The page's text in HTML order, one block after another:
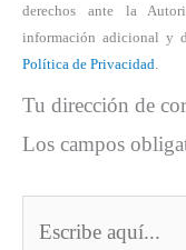
derechos ante la
información adicional y
Política de Privacidad.
Tu dirección de
Los campos